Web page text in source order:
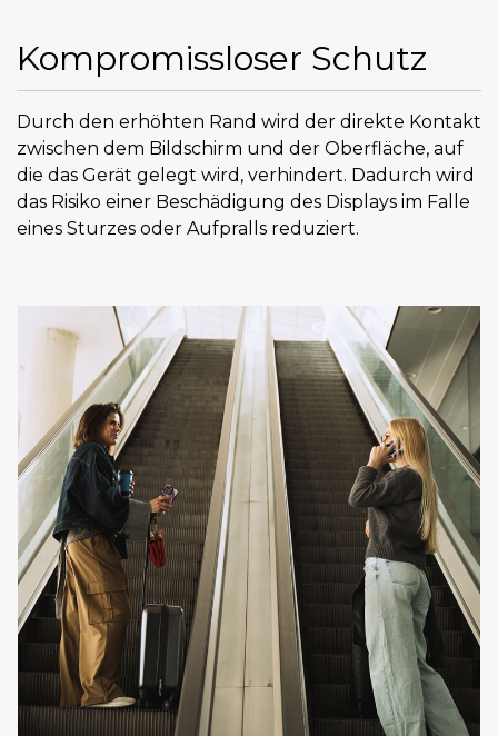
Kompromissloser Schutz
Durch den erhöhten Rand wird der direkte Kontakt
zwischen dem Bildschirm und der Oberfläche, auf
die das Gerät gelegt wird, verhindert. Dadurch wird
das Risiko einer Beschädigung des Displays im Falle
eines Sturzes oder Aufpralls reduziert.